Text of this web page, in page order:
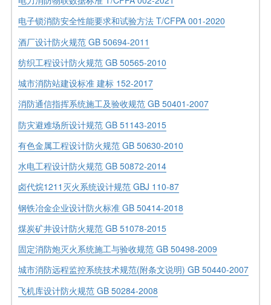
电子锁消防安全性能要求和试验方法 T/CFPA 001-2020
酒厂设计防火规范 GB 50694-2011
纺织工程设计防火规范 GB 50565-2010
城市消防站建设标准 建标 152-2017
消防通信指挥系统施工及验收规范 GB 50401-2007
防灾避难场所设计规范 GB 51143-2015
有色金属工程设计防火规范 GB 50630-2010
水电工程设计防火规范 GB 50872-2014
卤代烷1211灭火系统设计规范 GBJ 110-87
钢铁冶金企业设计防火标准 GB 50414-2018
煤炭矿井设计防火规范 GB 51078-2015
固定消防炮灭火系统施工与验收规范 GB 50498-2009
城市消防远程监控系统技术规范(附条文说明) GB 50440-2007
飞机库设计防火规范 GB 50284-2008